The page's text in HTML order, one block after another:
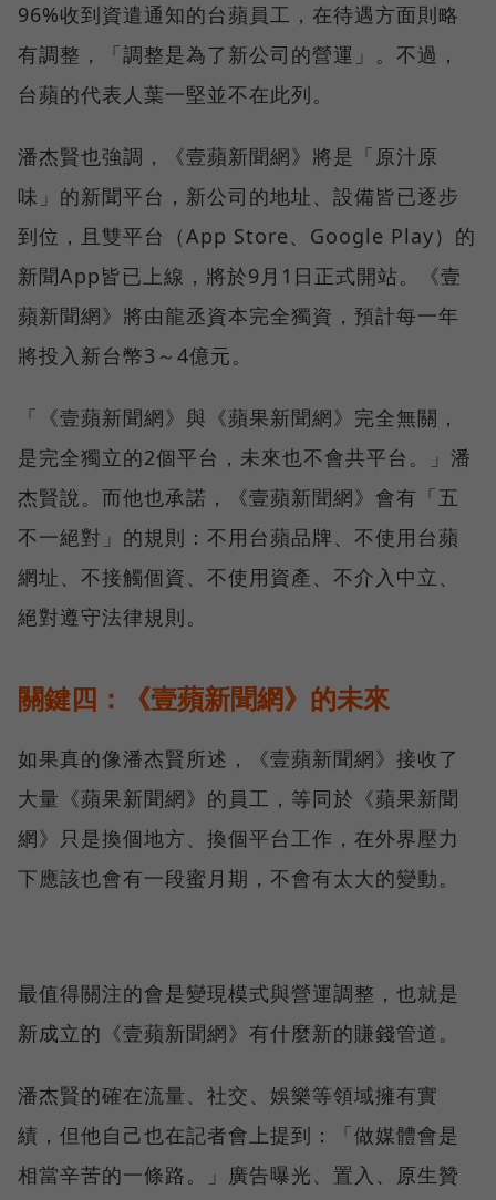
96%收到資遣通知的台蘋員工，在待遇方面則略
有調整，「調整是為了新公司的營運」。不過，
台蘋的代表人葉一堅並不在此列。
潘杰賢也強調，《壹蘋新聞網》將是「原汁原
味」的新聞平台，新公司的地址、設備皆已逐步
到位，且雙平台（App Store、Google Play）的
新聞App皆已上線，將於9月1日正式開站。《壹
蘋新聞網》將由龍丞資本完全獨資，預計每一年
將投入新台幣3～4億元。
「《壹蘋新聞網》與《蘋果新聞網》完全無關，
是完全獨立的2個平台，未來也不會共平台。」潘
杰賢說。而他也承諾，《壹蘋新聞網》會有「五
不一絕對」的規則：不用台蘋品牌、不使用台蘋
網址、不接觸個資、不使用資產、不介入中立、
絕對遵守法律規則。
關鍵四：《壹蘋新聞網》的未來
如果真的像潘杰賢所述，《壹蘋新聞網》接收了
大量《蘋果新聞網》的員工，等同於《蘋果新聞
網》只是換個地方、換個平台工作，在外界壓力
下應該也會有一段蜜月期，不會有太大的變動。
最值得關注的會是變現模式與營運調整，也就是
新成立的《壹蘋新聞網》有什麼新的賺錢管道。
潘杰賢的確在流量、社交、娛樂等領域擁有實
績，但他自己也在記者會上提到：「做媒體會是
相當辛苦的一條路。」廣告曝光、置入、原生贊